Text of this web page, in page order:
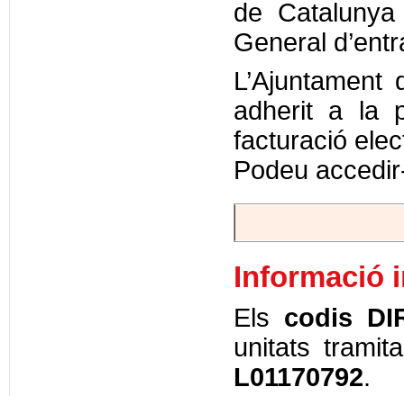
de
General
adherit a la
facturació
Podeu
Informació
Els codis
unitats
L01170792.